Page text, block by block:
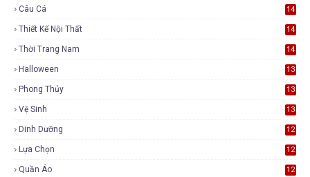
Câu Cá 14
Thiết Kế Nội Thất 14
Thời Trang Nam 14
Halloween 13
Phong Thủy 13
Vệ Sinh 13
Dinh Dưỡng 12
Lựa Chọn 12
Quần Áo 12